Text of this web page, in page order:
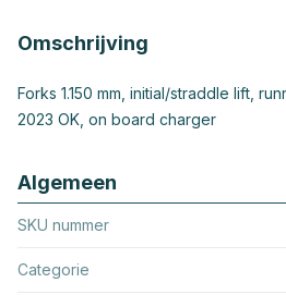
Omschrijving
Forks 1.150 mm, initial/straddle lift,
2023 OK, on board charger
Algemeen
SKU nummer
Categorie